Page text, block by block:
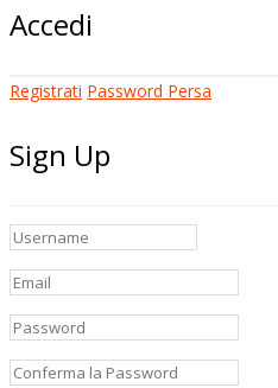
Accedi
Registrati Password Persa
Sign Up